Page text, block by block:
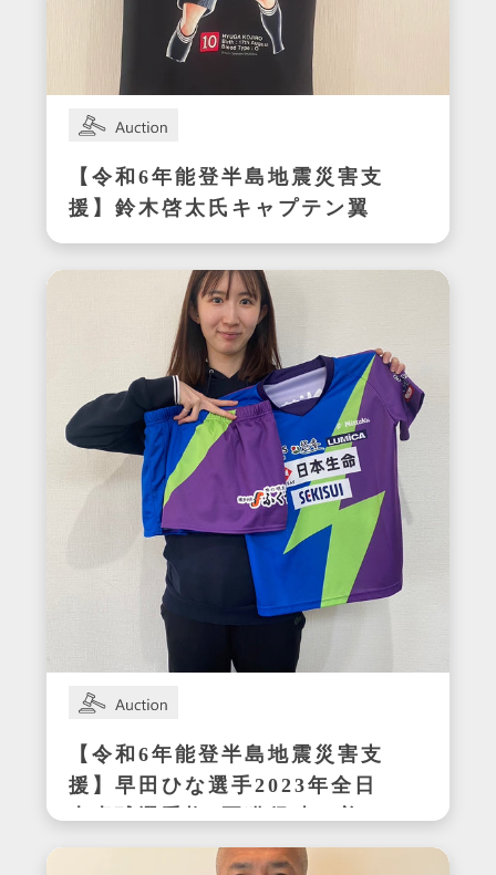
【令和6年能登半島地震災害支
援】鈴木啓太氏キャプテン翼
CUP かつしか2024エキシビ
ジョンマッチ着用サイン入り
明和ユニフォーム
【令和6年能登半島地震災害支
援】早田ひな選手2023年全日
本卓球選手権3冠獲得時の着用
サイン入りセットアップ